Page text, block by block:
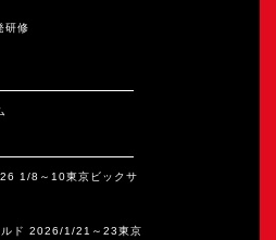
研修
1/8～10東京ビックサ
ルド 2026/1/21～23東京